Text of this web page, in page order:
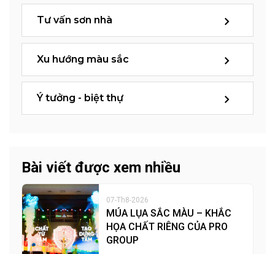
Tư vấn sơn nhà
Xu hướng màu sắc
Ý tưởng - biệt thự
Bài viết được xem nhiều
07-Th8-2026
MÚA LỤA SẮC MÀU – KHẮC
HỌA CHẤT RIÊNG CỦA PRO
GROUP